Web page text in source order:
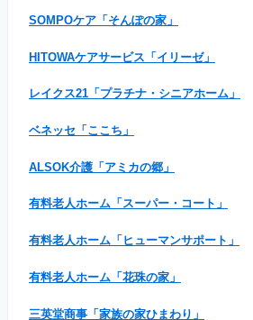
SOMPOケア「そんぽの家」
HITOWAケアサービス「イリーゼ」
レイクス21「プラチナ・シニアホーム」
ベネッセ「ここち」
ALSOK介護「アミカの郷」
有料老人ホーム「スーパー・コート」
有料老人ホーム「ヒューマンサポート」
有料老人ホーム「花珠の家」
三英堂商事「家族の家ひまわり」